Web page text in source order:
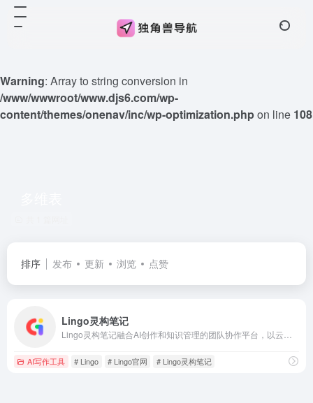
Warning: Array to string conversion in
/www/wwwroot/www.djs6.com/wp-
content/themes/onenav/inc/wp-optimization.phpon line 108
排序 发布 更新 浏览 点赞
Lingo灵构笔记
AI写作工具 # Lingo # Lingo官网 # Lingo灵构笔记